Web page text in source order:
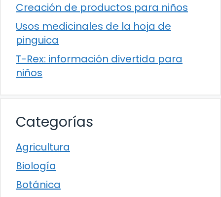
Creación de productos para niños
Usos medicinales de la hoja de
pinguica
T-Rex: información divertida para
niños
Categorías
Agricultura
Biología
Botánica